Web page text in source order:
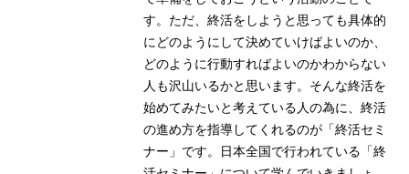
す。ただ、終活をしようと思っても具体的
にどのようにして決めていけばよいのか、
どのように行動すればよいのかわからない
人も沢山いるかと思います。そんな終活を
始めてみたいと考えている人の為に、終活
の進め方を指導してくれるのが「終活セミ
ナー」です。日本全国で行われている「終